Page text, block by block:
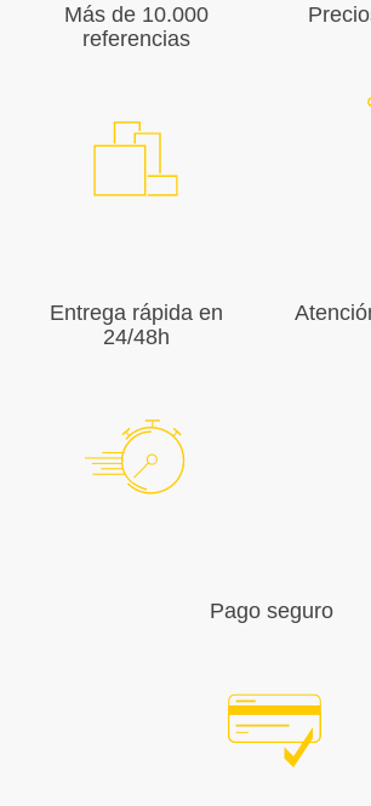
Más de 10.000
referencias
Entrega rápida en
24/48h
Pago seguro